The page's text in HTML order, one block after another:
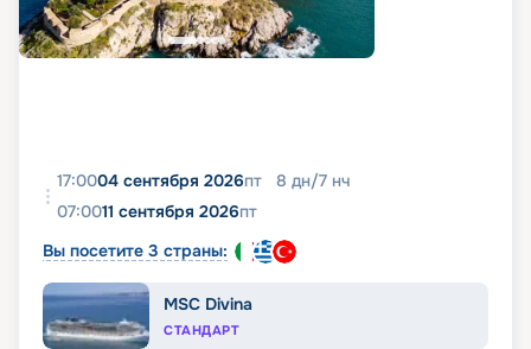
17:0004 сентября 2026пт 8 дн/7 нч
07:0011 сентября 2026пт
Вы посетите 3 страны:
MSC Divina
СТАНДАРТ